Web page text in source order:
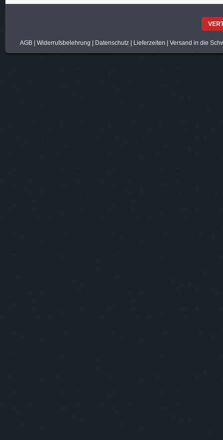
AGB| Widerrufsbelehrung Datenschutz| Lieferzeiten Versand in die